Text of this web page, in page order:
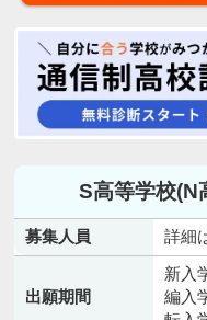
S高等学校(N
募集人員 詳細
出願期間
新入
編入